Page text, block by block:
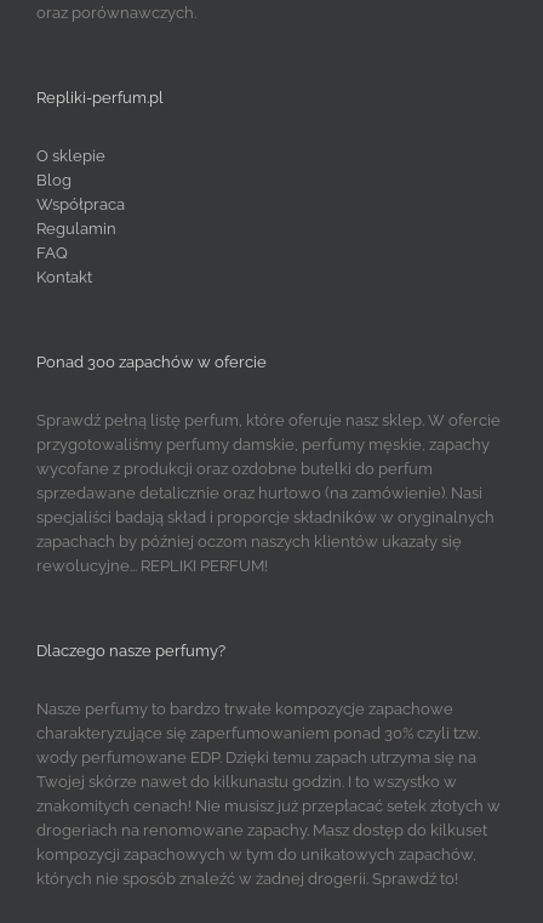
oraz porównawczych.
Repliki-perfum.pl
O sklepie
Blog
Współpraca
Regulamin
FAQ
Kontakt
Ponad 300 zapachów w ofercie
Sprawdź pełną listę perfum, które oferuje nasz sklep. W ofercie
przygotowaliśmy perfumy damskie, perfumy męskie, zapachy
wycofane z produkcji oraz ozdobne butelki do perfum
sprzedawane detalicznie oraz hurtowo (na zamówienie). Nasi
specjaliści badają skład i proporcje składników w oryginalnych
zapachach by później oczom naszych klientów ukazały się
rewolucyjne... REPLIKI PERFUM!
Dlaczego nasze perfumy?
Nasze perfumy to bardzo trwałe kompozycje zapachowe
charakteryzujące się zaperfumowaniem ponad 30% czyli tzw.
wody perfumowane EDP. Dzięki temu zapach utrzyma się na
Twojej skórze nawet do kilkunastu godzin. I to wszystko w
znakomitych cenach! Nie musisz już przepłacać setek złotych w
drogeriach na renomowane zapachy. Masz dostęp do kilkuset
kompozycji zapachowych w tym do unikatowych zapachów,
których nie sposób znaleźć w żadnej drogerii. Sprawdź to!